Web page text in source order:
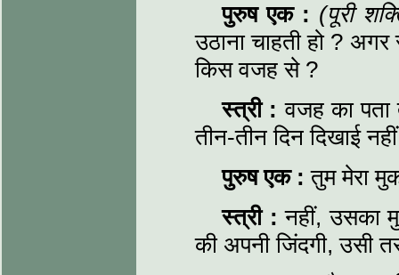
पुरुष एक : (पूरी
उठाना चाहती हो ?
किस वजह से ?
स्त्री :वजह का पता
तीन-तीन दिन दिखाई
पुरुष एक :तुम मेरा
स्त्री :नहीं, उसका
की अपनी जिंदगी, उसी